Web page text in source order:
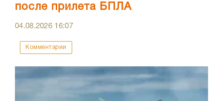
после прилета БПЛА
04.08.2026 16:07
Комментарии